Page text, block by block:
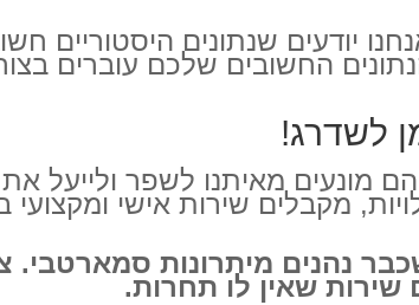
יודעים שנתונים היסטוריים
החשובים שלכם עוברים
לשדרג!
מונעים מאיתנו לשפר
מקבלים שירות אישי
נהנים מיתרונות סמארטבי.
שירות שאין לו תחרות.